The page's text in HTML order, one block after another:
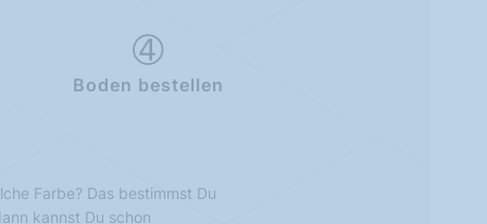
Boden bestellen
Farbe? Das bestimmst Du
kannst Du schon